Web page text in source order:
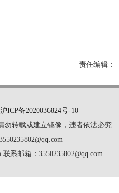
责任编辑：
沪ICP备2020036824号-10
勿转载或建立镜像，违者依法必究
系邮箱：3550235802@qq.com